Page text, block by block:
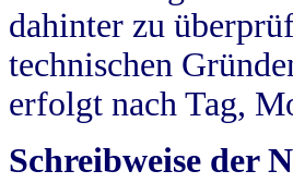
dahinter zu
technischen
erfolgt nach Tag,
Schreibweise der